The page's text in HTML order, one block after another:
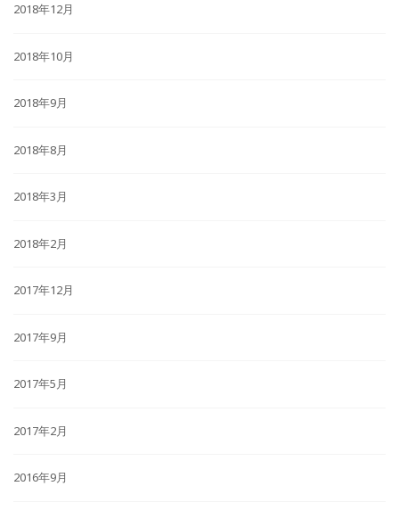
2018年12月
2018年10月
2018年9月
2018年8月
2018年3月
2018年2月
2017年12月
2017年9月
2017年5月
2017年2月
2016年9月